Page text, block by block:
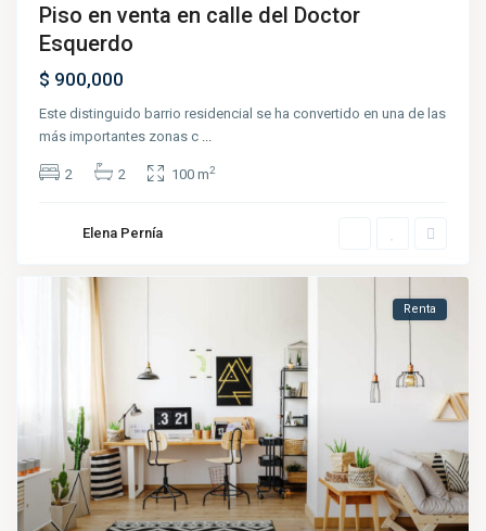
Piso en venta en calle del Doctor
Esquerdo
$ 900,000
Este distinguido barrio residencial se ha convertido en una de las
más importantes zonas c
2 2 100 m2
Elena Pernía
Renta